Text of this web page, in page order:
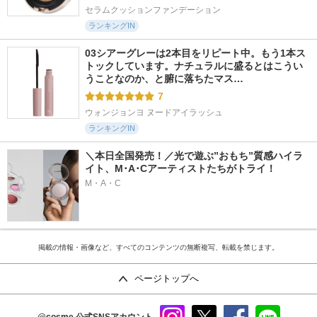
セラムクッションファンデーション
ランキングIN
03シアーグレーは2本目をリピート中。もう1本ス
トックしています。ナチュラルに盛るとはこうい
うことなのか、と腑に落ちたマス…
7
ウォンジョンヨ ヌードアイラッシュ
ランキングIN
＼本日全国発売！／光で遊ぶ”おもち”質感ハイラ
イト、M･A･Cアーティストたちがトライ！
M・A・C
掲載の情報・画像など、すべてのコンテンツの無断複写、転載を禁じます。
ページトップへ